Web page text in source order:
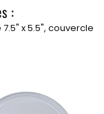
:
x 5.5", couvercle